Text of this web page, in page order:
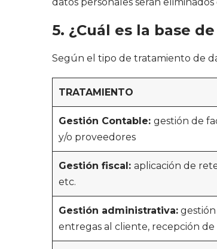
5. ¿Cuál es la base
Según el tipo de tratamiento de
TRATAMIENTO
Gestión Contable: gestión de
y/o proveedores
Gestión fscal: aplicación de
etc.
Gestión administrativa:
entregas al cliente, recepción de